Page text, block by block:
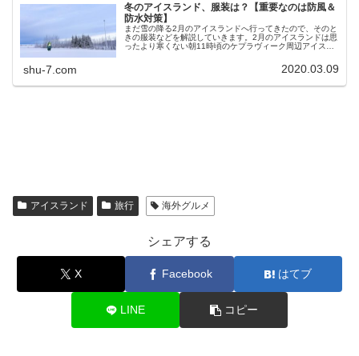
冬のアイスランド、服装は？【重要なのは防風＆
防水対策】
まだ雪の降る2月のアイスランドへ行ってきたので、そのと
きの服装などを解説していきます。2月のアイスランドは思
ったより寒くない朝11時頃のケプラヴィーク周辺アイスラ
shu-7.com 2020.03.09
アイスランド 旅行 海外グルメ
シェアする
X Facebook はてブ
LINE コピー